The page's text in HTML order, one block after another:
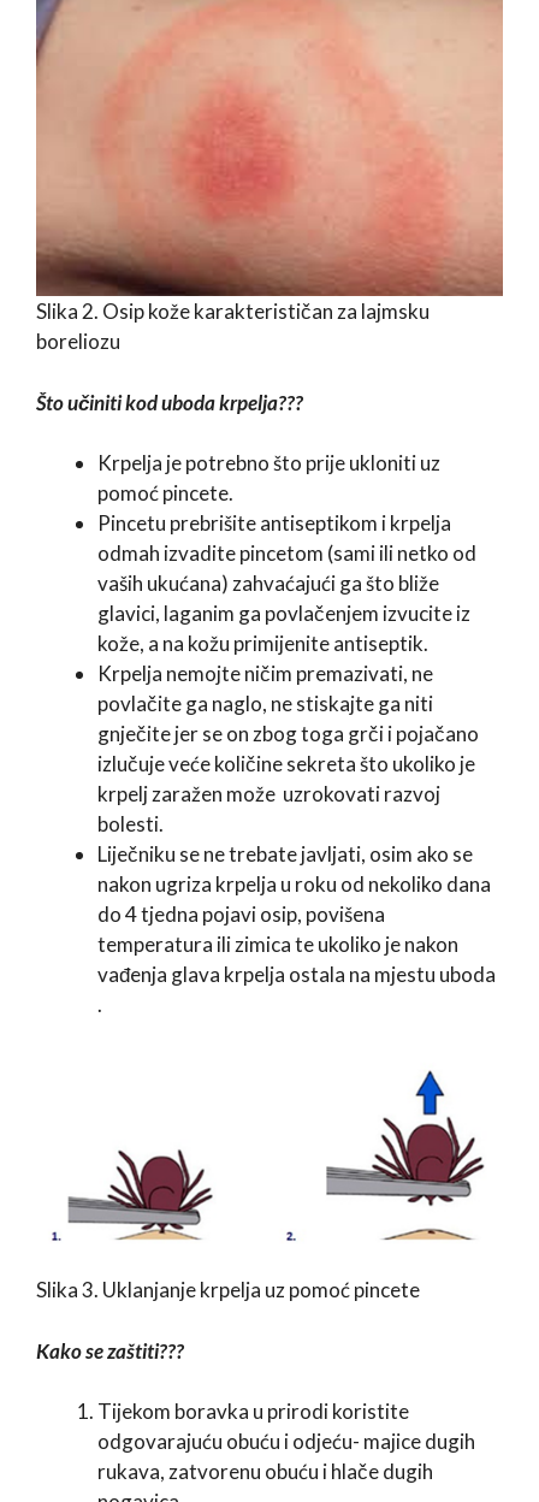
Slika 2. Osip kože karakterističan za lajmsku
boreliozu
Što učiniti kod uboda krpelja???
Krpelja je potrebno što prije ukloniti uz
pomoć pincete.
Pincetu prebrišite antiseptikom i krpelja
odmah izvadite pincetom (sami ili netko od
vaših ukućana) zahvaćajući ga što bliže
glavici, laganim ga povlačenjem izvucite iz
kože, a na kožu primijenite antiseptik.
Krpelja nemojte ničim premazivati, ne
povlačite ga naglo, ne stiskajte ga niti
gnječite jer se on zbog toga grči i pojačano
izlučuje veće količine sekreta što ukoliko je
krpelj zaražen može uzrokovati razvoj
bolesti.
Liječniku se ne trebate javljati, osim ako se
nakon ugriza krpelja u roku od nekoliko dana
do 4 tjedna pojavi osip, povišena
temperatura ili zimica te ukoliko je nakon
vađenja glava krpelja ostala na mjestu uboda
.
Slika 3. Uklanjanje krpelja uz pomoć pincete
Kako se zaštiti???
Tijekom boravka u prirodi koristite
odgovarajuću obuću i odjeću- majice dugih
rukava, zatvorenu obuću i hlače dugih